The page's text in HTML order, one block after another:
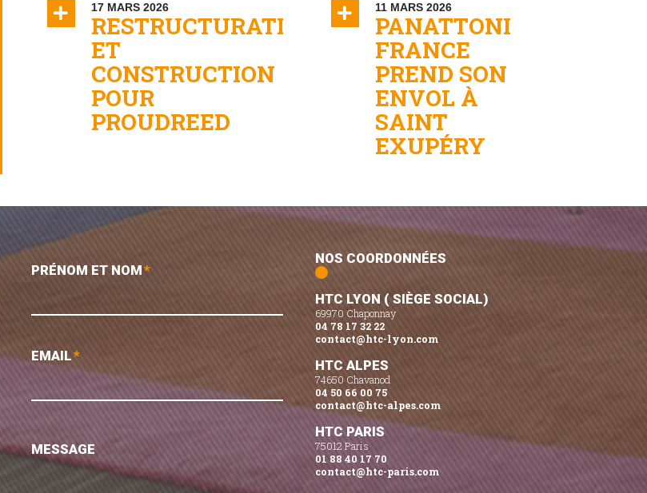
17 MARS 2026
RESTRUCTURATION
ET
CONSTRUCTION
POUR
PROUDREED
11 MARS 2026
PANATTONI
FRANCE
PREND SON
ENVOL À
SAINT
EXUPÉRY
PRÉNOM ET NOM*
EMAIL*
MESSAGE
NOS COORDONNÉES
HTC LYON ( SIÈGE SOCIAL)
69970 Chaponnay
04 78 17 32 22
contact@htc-lyon.com
HTC ALPES
74650 Chavanod
04 50 66 00 75
contact@htc-alpes.com
HTC PARIS
75012 Paris
01 88 40 17 70
contact@htc-paris.com